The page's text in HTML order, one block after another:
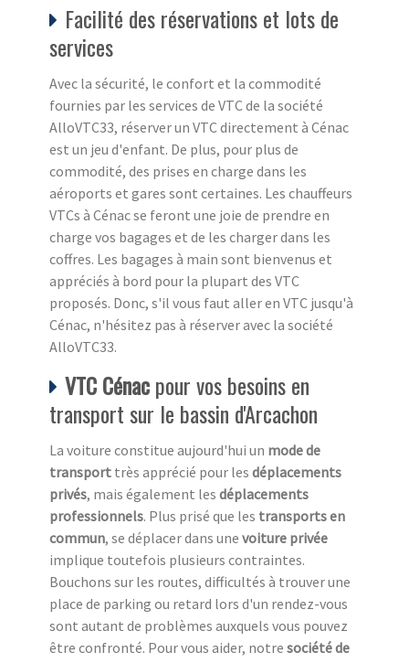
Facilité des réservations et lots de
services
Avec la sécurité, le confort et la commodité
fournies par les services de VTC de la société
AlloVTC33, réserver un VTC directement à Cénac
est un jeu d'enfant. De plus, pour plus de
commodité, des prises en charge dans les
aéroports et gares sont certaines. Les chauffeurs
VTCs à Cénac se feront une joie de prendre en
charge vos bagages et de les charger dans les
coffres. Les bagages à main sont bienvenus et
appréciés à bord pour la plupart des VTC
proposés. Donc, s'il vous faut aller en VTC jusqu'à
Cénac, n'hésitez pas à réserver avec la société
AlloVTC33.
VTC Cénacpour vos besoins en
transport sur le bassin d'Arcachon
La voiture constitue aujourd'hui un mode de
transport très apprécié pour les déplacements
privés, mais également les déplacements
professionnels. Plus prisé que les transports en
commun, se déplacer dans une voiture privée
implique toutefois plusieurs contraintes.
Bouchons sur les routes, difficultés à trouver une
place de parking ou retard lors d'un rendez-vous
sont autant de problèmes auxquels vous pouvez
être confronté. Pour vous aider, notre société de